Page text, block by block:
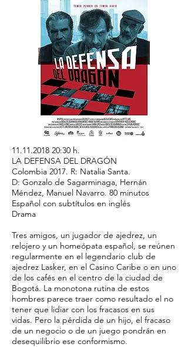
11.11.2018 20:30 h.
LA DEFENSA DEL DRAGÓN
Colombia 2017. R: Natalia Santa.
D: Gonzalo de Sagarminaga, Hernán
Méndez, Manuel Navarro. 80 minutos
Español con subtítulos en inglés
Drama
Tres amigos, un jugador de ajedrez, un
relojero y un homeópata español, se reúnen
regularmente en el legendario club de
ajedrez Lasker, en el Casino Caribe o en uno
de los cafés en el centro de la ciudad de
Bogotá. La monotona rutina de estos
hombres parece traer como resultado el no
tener que lidiar con los fracasos en sus
vidas. Pero la pérdida de un hijo, el fracaso
de un negocio o de un juego pondrán en
desequilibrio ese conformismo.